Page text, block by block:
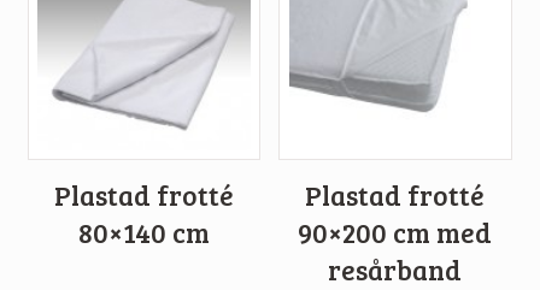
Plastad frotté
80×140 cm
Plastad frotté
90×200 cm med
resårband